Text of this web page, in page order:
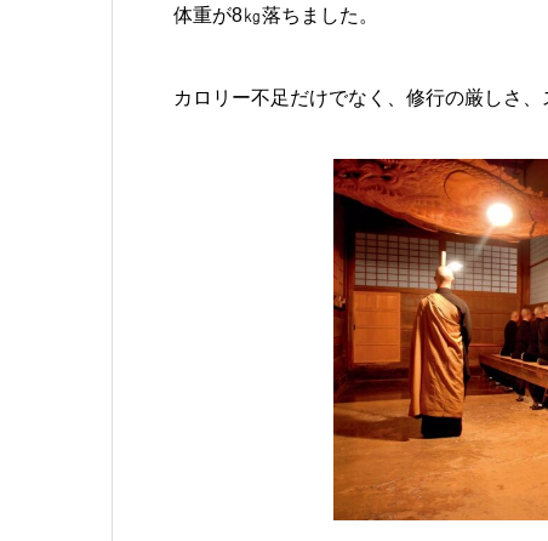
体重が8㎏落ちました。
カロリー不足だけでなく、修行の厳しさ